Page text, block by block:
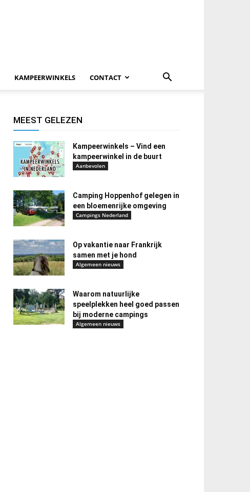
KAMPEERWINKELS CONTACT
MEEST GELEZEN
Kampeerwinkels – Vind een
kampeerwinkel in de buurt
Aanbevolen
Camping Hoppenhof gelegen in
een bloemenrijke omgeving
Campings Nederland
Op vakantie naar Frankrijk
samen met je hond
Algemeen nieuws
Waarom natuurlijke
speelplekken heel goed passen
bij moderne campings
Algemeen nieuws